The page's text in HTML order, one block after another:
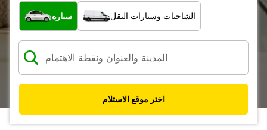
ما نوع المركبة؟
سيارة الشاحنات وسيارات النقل
اختر موقع الاستلام